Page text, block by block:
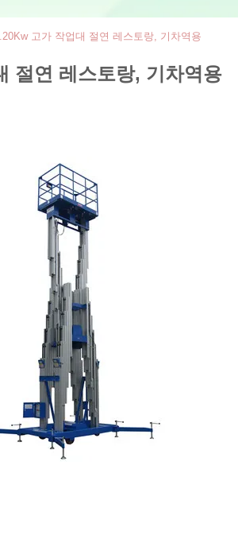
고가 작업대 절연 레스토랑, 기차역용
절연 레스토랑, 기차역용